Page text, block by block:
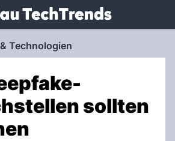
NAU.ch
Technologien
sollten